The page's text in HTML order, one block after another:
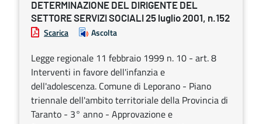
DETERMINAZIONE DEL DIRIGENTE DEL
SETTORE SERVIZI SOCIALI 25 luglio 2001, n.152
Scarica Ascolta
Legge regionale 11 febbraio 1999 n. 10 - art. 8
Interventi in favore dell'infanzia e
dell'adolescenza. Comune di Leporano - Piano
triennale dell'ambito territoriale della Provincia di
Taranto - 3° anno - Approvazione e